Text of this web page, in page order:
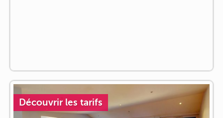
Découvrir les tarifs